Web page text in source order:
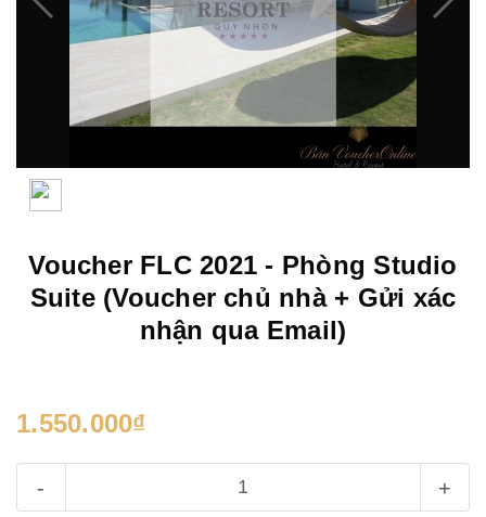
Voucher FLC 2021 - Phòng Studio
Suite (Voucher chủ nhà + Gửi xác
nhận qua Email)
1.550.000₫
- +